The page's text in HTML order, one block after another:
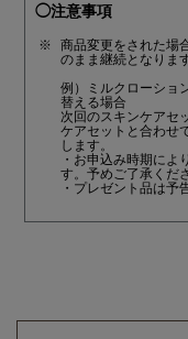
◯注意事項
商品変更をされた場
のまま継続となります
例）ミルクローショ
替える場合
次回のスキンケアセ
ケアセットと合わせ
します。
・お申込み時期によ
す。予めご了承くだ
・プレゼント品は予